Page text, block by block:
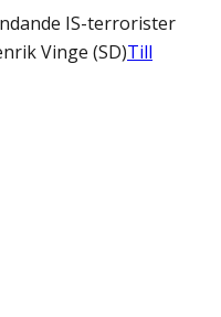
IS-terrorister
Vinge (SD)Till